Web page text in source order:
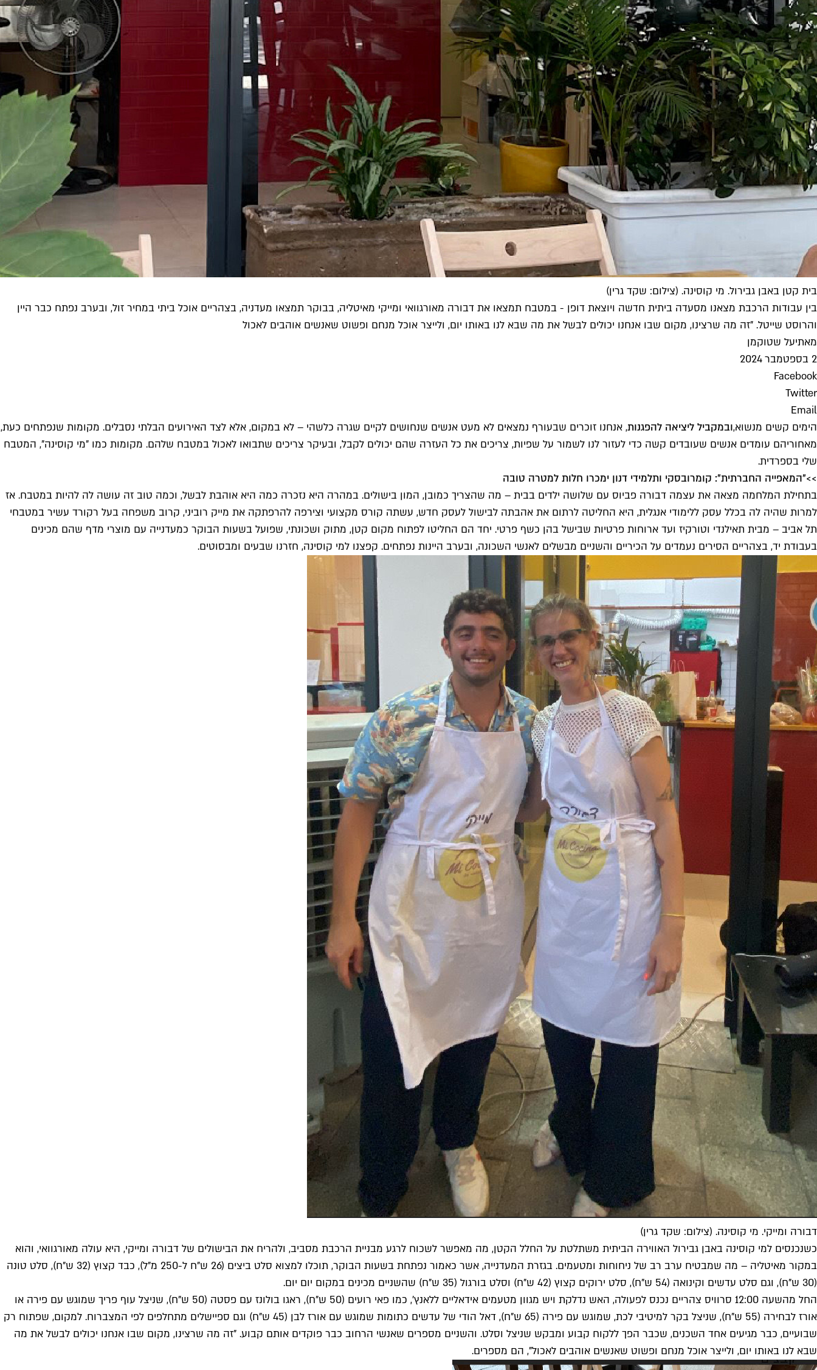
בית קטן באבן גבירול. מי קוסינה. (צילום: שקד גרין)
בין עבודות הרכבת מצאנו מסעדה ביתית חדשה ויוצאת דופן - במטבח תמצאו את דבורה מאורגוואי ומייקי מאיטליה, בבוקר תמצאו מעדניה, בצהריים אוכל ביתי במחיר זול, ובערב נפתח כבר היין
והרוסט שייטל. "זה מה שרצינו, מקום שבו אנחנו יכולים לבשל את מה שבא לנו באותו יום, ולייצר אוכל מנחם ופשוט שאנשים אוהבים לאכול
מאתיעל שטוקמן
2 בספטמבר 2024
Facebook
Twitter
Email
הימים קשים מנשוא,ובמקביל ליציאה להפגנות, אנחנו זוכרים שבעורף נמצאים לא מעט אנשים שנחושים לקיים שגרה כלשהי – לא במקום, אלא לצד האירועים הבלתי נסבלים. מקומות שנפתחים כעת,
מאחוריהם עומדים אנשים שעובדים קשה כדי לעזור לנו לשמור על שפיות, צריכים את כל העזרה שהם יכולים לקבל, ובעיקר צריכים שתבואו לאכול במטבח שלהם. מקומות כמו "מי קוסינה", המטבח
שלי בספרדית.
>>"המאפייה החברתית": קומרובסקי ותלמידי דנון ימכרו חלות למטרה טובה
בתחילת המלחמה מצאה את עצמה דבורה פביוס עם שלושה ילדים בבית – מה שהצריך כמובן, המון בישולים. במהרה היא נזכרה כמה היא אוהבת לבשל, וכמה טוב זה עושה לה להיות במטבח. אז
למרות שהיה לה בכלל עסק ללימודי אנגלית, היא החליטה לרתום את אהבתה לבישול לעסק חדש, עשתה קורס מקצועי וצירפה להרפתקה את מייק רוביני, קרוב משפחה בעל רקורד עשיר במטבחי
תל אביב – מבית תאילנדי וטורקיז ועד ארוחות פרטיות שבישל בהן כשף פרטי. יחד הם החליטו לפתוח מקום קטן, מתוק ושכונתי, שפועל בשעות הבוקר כמעדנייה עם מוצרי מדף שהם מכינים
בעבודת יד, בצהריים הסירים נעמדים על הכיריים והשניים מבשלים לאנשי השכונה, ובערב היינות נפתחים. קפצנו למי קוסינה, חזרנו שבעים ומבסוטים.
דבורה ומייקי. מי קוסינה. (צילום: שקד גרין)
כשנכנסים למי קוסינה באבן גבירול האווירה הביתית משתלטת על החלל הקטן, מה מאפשר לשכוח לרגע מבניית הרכבת מסביב, ולהריח את הבישולים של דבורה ומייקי, היא עולה מאורגוואי, והוא
במקור מאיטליה – מה שמבטיח ערב רב של ניחוחות ומטעמים. בגזרת המעדנייה, אשר כאמור נפתחת בשעות הבוקר, תוכלו למצוא סלט ביצים (26 ש"ח ל-250 מ"ל), כבד קצוץ (32 ש"ח), סלט טונה
(30 ש"ח), וגם סלט עדשים וקינואה (54 ש"ח), סלט ירוקים קצוץ (42 ש"ח) וסלט בורגול (35 ש"ח) שהשניים מכינים במקום יום יום.
החל מהשעה 12:00 סרוויס צהריים נכנס לפעולה, האש נדלקת ויש מגוון מטעמים אידאליים ללאנץ', כמו פאי רועים (50 ש"ח), ראגו בולונז עם פסטה (50 ש"ח), שניצל עוף פריך שמוגש עם פירה או
אורז לבחירה (55 ש"ח), שניצל בקר למיטיבי לכת, שמוגש עם פירה (65 ש"ח), דאל הודי של עדשים כתומות שמוגש עם אורז לבן (45 ש"ח) וגם ספיישלים מתחלפים לפי המצברוח. למקום, שפתוח רק
שבועיים, כבר מגיעים אחד השכנים, שכבר הפך ללקוח קבוע ומבקש שניצל וסלט. והשניים מספרים שאנשי הרחוב כבר פוקדים אותם קבוע. "זה מה שרצינו, מקום שבו אנחנו יכולים לבשל את מה
שבא לנו באותו יום, ולייצר אוכל מנחם ופשוט שאנשים אוהבים לאכול", הם מספרים.